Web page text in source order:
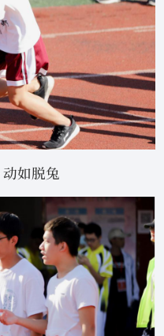
如脱兔